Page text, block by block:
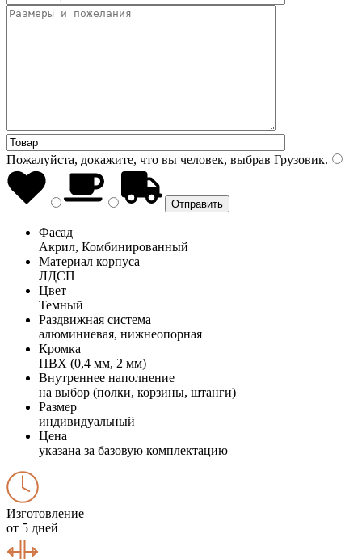
Пожалуйста, докажите, что вы человек, выбрав Грузовик.
Фасад
Акрил, Комбинированный
Материал корпуса
ЛДСП
Цвет
Темный
Раздвижная система
алюминиевая, нижнеопорная
Кромка
ПВХ (0,4 мм, 2 мм)
Внутреннее наполнение
на выбор (полки, корзины, штанги)
Размер
индивидуальный
Цена
указана за базовую комплектацию
Изготовление
от 5 дней